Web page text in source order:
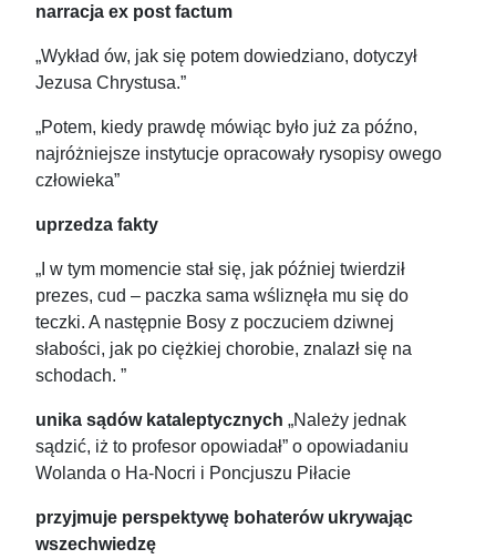
narracja ex post factum
„Wykład ów, jak się potem dowiedziano, dotyczył
Jezusa Chrystusa.”
„Potem, kiedy prawdę mówiąc było już za późno,
najróżniejsze instytucje opracowały rysopisy owego
człowieka”
uprzedza fakty
„I w tym momencie stał się, jak później twierdził
prezes, cud – paczka sama wśliznęła mu się do
teczki. A następnie Bosy z poczuciem dziwnej
słabości, jak po ciężkiej chorobie, znalazł się na
schodach. ”
unika sądów kataleptycznych „Należy jednak
sądzić, iż to profesor opowiadał” o opowiadaniu
Wolanda o Ha-Nocri i Poncjuszu Piłacie
przyjmuje perspektywę bohaterów ukrywając
wszechwiedzę